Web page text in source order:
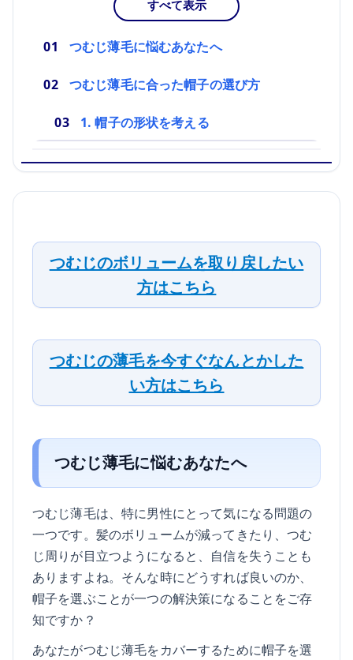
すべて表示
つむじ薄毛に悩むあなたへ
つむじ薄毛に合った帽子の選び方
1. 帽子の形状を考える
つむじのボリュームを取り戻したい
方はこちら
つむじの薄毛を今すぐなんとかした
い方はこちら
つむじ薄毛に悩むあなたへ
つむじ薄毛は、特に男性にとって気になる問題の
一つです。髪のボリュームが減ってきたり、つむ
じ周りが目立つようになると、自信を失うことも
ありますよね。そんな時にどうすれば良いのか、
帽子を選ぶことが一つの解決策になることをご存
知ですか？
あなたがつむじ薄毛をカバーするために帽子を選